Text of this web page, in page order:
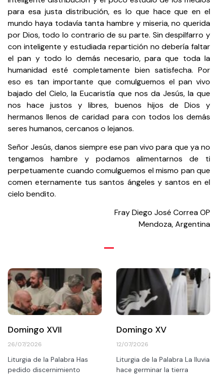
para esa justa distribución, es lo que hace que en el
mundo haya todavía tanta hambre y miseria, no querida
por Dios, todo lo contrario de su parte. Sin despilfarro y
con inteligente y estudiada repartición no debería faltar
el pan y todo lo demás necesario, para que toda la
humanidad esté completamente bien satisfecha. Por
eso es tan importante que comulguemos el pan vivo
bajado del Cielo, la Eucaristía que nos da Jesús, la que
nos hace justos y libres, buenos hijos de Dios y
hermanos llenos de caridad para con todos los demás
seres humanos, cercanos o lejanos.
Señor Jesús, danos siempre ese pan vivo para que ya no
tengamos hambre y podamos alimentarnos de ti
perpetuamente cuando comulguemos el mismo pan que
comen eternamente tus santos ángeles y santos en el
cielo bendito.
Fray Diego José Correa OP
Mendoza, Argentina
Domingo XVII
26/07/2026
Liturgia de la Palabra Has
pedido discernimiento
Domingo XV
12/07/2026
Liturgia de la Palabra La lluvia
hace germinar la tierra